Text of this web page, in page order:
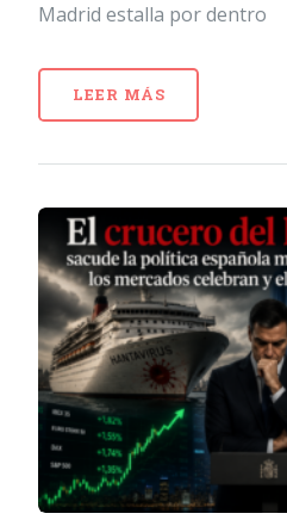
Madrid estalla por dentro
LEER MÁS